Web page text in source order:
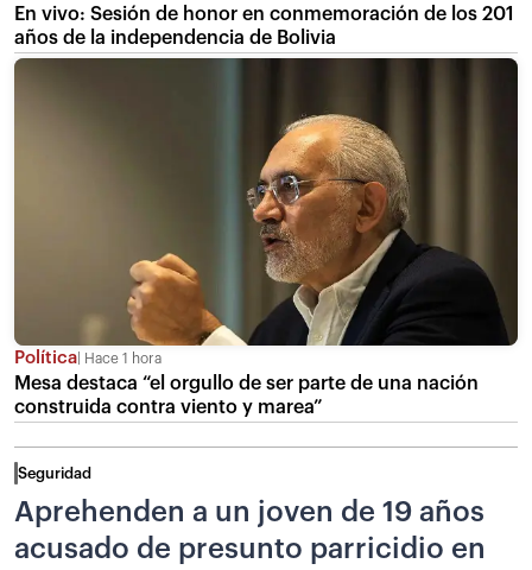
En vivo: Sesión de honor en conmemoración de los 201
años de la independencia de Bolivia
Política Hace 1 hora
Mesa destaca “el orgullo de ser parte de una nación
construida contra viento y marea”
Seguridad
Aprehenden a un joven de 19 años
acusado de presunto parricidio en